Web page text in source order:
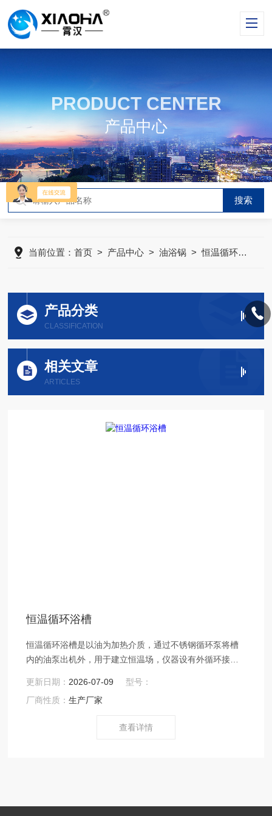
PRODUCT CENTER
产品中心
当前位置：首页 > 产品中心 >油浴锅 >恒温循环浴槽
产品分类
CLASSIFICATION
相关文章
ARTICLES
恒温循环浴槽
恒温循环浴槽是以油为加热介质，通过不锈钢循环泵将槽
内的油泵出机外，用于建立恒温场，仪器设有外循环接
馏、干燥、浓缩以及浸渍化学药品或生物制品。
更新日期： 2026-07-09
型号：
厂商性质：生产厂家
查看详情